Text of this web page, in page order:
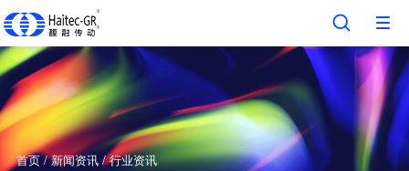
首页 / 新闻资讯 / 行业资讯